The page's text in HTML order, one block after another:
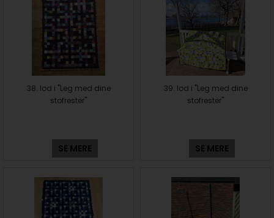
38. lod i "Leg med dine
stofrester"
SE MERE
39. lod i "Leg med dine
stofrester"
SE MERE